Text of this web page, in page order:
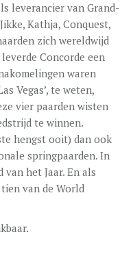
leverancier van Grand-
Kathja, Conquest,
zich wereldwijd
Concorde een
waren
Vegas’, te weten,
vier paarden wisten
te winnen.
hengst ooit) dan ook
springpaarden. In
het Jaar. En als
van de World